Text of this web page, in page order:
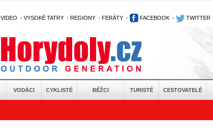
VIDEO - VYSOKÉ TATRY - REGIONY - FERÁTY - FACEBOOK - TWITTER
VODÁCI CYKLISTÉ BĚŽCI TURISTÉ CESTOVATELÉ